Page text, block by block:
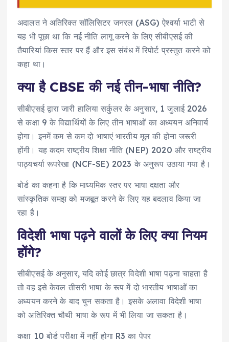
अदालत ने अतिरिक्त सॉलिसिटर जनरल (ASG) ऐश्वर्या भाटी से
यह भी पूछा था कि नई नीति लागू करने के लिए सीबीएसई की
तैयारियां किस स्तर पर हैं और इस संबंध में रिपोर्ट प्रस्तुत करने को
कहा था।
क्या है CBSE की नई तीन-भाषा नीति?
सीबीएसई द्वारा जारी हालिया सर्कुलर के अनुसार, 1 जुलाई 2026
से कक्षा 9 के विद्यार्थियों के लिए तीन भाषाओं का अध्ययन अनिवार्य
होगा। इनमें कम से कम दो भाषाएं भारतीय मूल की होना जरूरी
होंगी। यह कदम राष्ट्रीय शिक्षा नीति (NEP) 2020 और राष्ट्रीय
पाठ्यचर्या रूपरेखा (NCF-SE) 2023 के अनुरूप उठाया गया है।
बोर्ड का कहना है कि माध्यमिक स्तर पर भाषा दक्षता और
सांस्कृतिक समझ को मजबूत करने के लिए यह बदलाव किया जा
रहा है।
विदेशी भाषा पढ़ने वालों के लिए क्या नियम
होंगे?
सीबीएसई के अनुसार, यदि कोई छात्र विदेशी भाषा पढ़ना चाहता है
तो वह इसे केवल तीसरी भाषा के रूप में दो भारतीय भाषाओं का
अध्ययन करने के बाद चुन सकता है। इसके अलावा विदेशी भाषा
को अतिरिक्त चौथी भाषा के रूप में भी लिया जा सकता है।
कक्षा 10 बोर्ड परीक्षा में नहीं होगा R3 का पेपर